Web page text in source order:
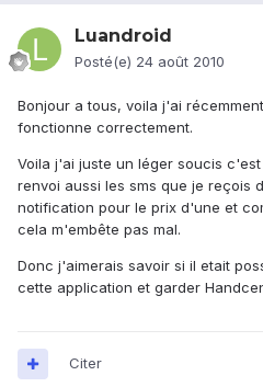
Luandroid
Posté(e) 24 août 2010
Bonjour a tous, voila j'ai
fonctionne correctement.
Voila j'ai juste un léger soucis
renvoi aussi les sms que je reçois
notification pour le prix d'une et
cela m'embête pas mal.
Donc j'aimerais savoir si il etait
cette application et garder
Citer